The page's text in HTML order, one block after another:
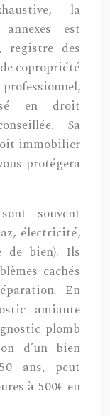
la
est
registre des
copropriété
professionnel,
en droit
Sa
immobilier
protégera
souvent
électricité,
de bien). Ils
cachés
En
amiante
plomb
d’un bien
ans, peut
à 500€ en